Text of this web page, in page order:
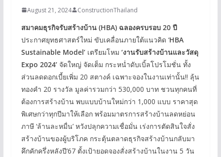
August 21, 2024 ConstructionThailand
สมาคมธุรกิจรับสร้างบ้าน (HBA) ฉลองครบรอบ 20 ปี
ประกาศยุทธศาสตร์ใหม่ ขับเคลื่อนภายใต้แนวคิด ‘HBA
Sustainable Model’ เตรียมโหม ‘งานรับสร้างบ้านและวัสดุ
Expo 2024’จัดใหญ่ จัดเต็ม กระหน่ำดับเบิ้ลโปรโมชั่น ทั้ง
ส่วนลดดอกเบี้ยเพิ่ม 20 สตางค์ เฉพาะจองในงานเท่านั้น!! ลุ้น
ทองคำ 20 รางวัล มูลค่ารวมกว่า 530,000 บาท ชวนทุกคนที่
ต้องการสร้างบ้าน พบแบบบ้านใหม่กว่า 1,000 แบบ ราคาสุด
พิเศษกว่าทุกปีมาให้เลือก พร้อมมาตรการสร้างบ้านลดหย่อน
ภาษี ‘ล้านละหมื่น’ หวังปลุกความเชื่อมั่น เร่งการตัดสินใจสั่ง
สร้างบ้านของผู้บริโภค กระตุ้นตลาดธุรกิจสร้างบ้านกลับมา
คึกคักครึ่งหลังปี’67 ตั้งเป้ายอดจองสั่งสร้างบ้านในงาน 5 วัน